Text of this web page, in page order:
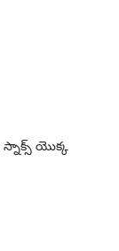
యొక్క